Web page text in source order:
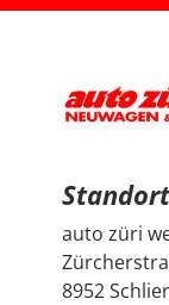
Thema Auto vorhanden
zudem,
länger
hat den
freuen uns
bedanken
Herrn
den guten
auto züri
8952